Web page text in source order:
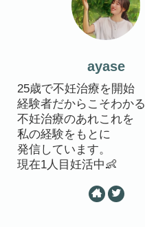
ayase
25歳で不妊治療を開始
経験者だからこそわかる
不妊治療のあれこれを
私の経験をもとに
発信しています。
現在1人目妊活中👶